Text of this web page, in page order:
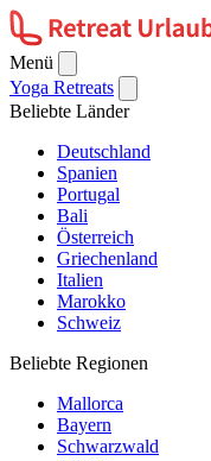
Menü
Yoga Retreats
Beliebte Länder
Deutschland
Spanien
Portugal
Bali
Österreich
Griechenland
Italien
Marokko
Schweiz
Beliebte Regionen
Mallorca
Bayern
Schwarzwald